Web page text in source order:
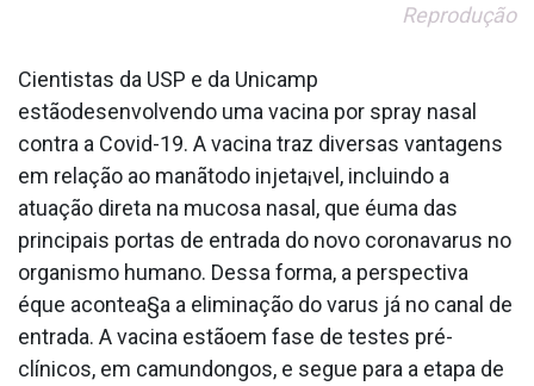
Reprodução
Cientistas da USP e da Unicamp
estãodesenvolvendo uma vacina por spray nasal
contra a Covid-19. A vacina traz diversas vantagens
em relação ao manãtodo injeta¡vel, incluindo a
atuação direta na mucosa nasal, que éuma das
principais portas de entrada do novo coronava­rus no
organismo humano. Dessa forma, a perspectiva
éque acontea§a a eliminação do va­rus já no canal de
entrada. A vacina estãoem fase de testes pré-
clínicos, em camundongos, e segue para a etapa de